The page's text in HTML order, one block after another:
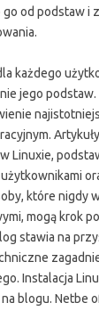
go od podstaw i
każdego
jego
Linuxie,
które nigdy
mogą krok
stawia na
Instalacja
blogu. Netbe